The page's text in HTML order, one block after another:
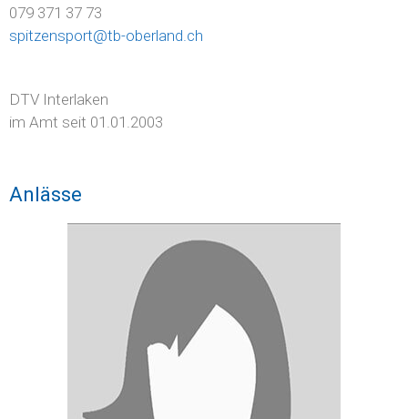
079 371 37 73
spitzensport@tb-oberland.ch
DTV Interlaken
im Amt seit 01.01.2003
Anlässe